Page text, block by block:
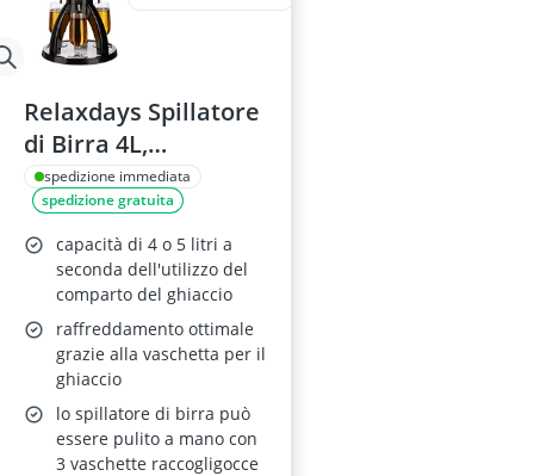
Relaxdays Spillatore
di Birra 4L,
Trasparente Nero
spedizione immediata
spedizione gratuita
capacità di 4 o 5 litri a
seconda dell'utilizzo del
comparto del ghiaccio
raffreddamento ottimale
grazie alla vaschetta per il
ghiaccio
lo spillatore di birra può
essere pulito a mano con
3 vaschette raccogligocce